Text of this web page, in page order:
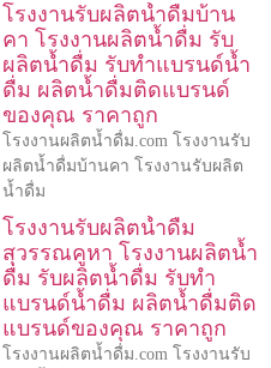
โรงงานรับผลิตน้ำดื่มบ้าน
คา โรงงานผลิตน้ำดื่ม รับ
ผลิตน้ำดื่ม รับทำแบรนด์น้ำ
ดื่ม ผลิตน้ำดื่มติดแบรนด์
ของคุณ ราคาถูก
โรงงานผลิตน้ำดื่ม.com โรงงานรับ
ผลิตน้ำดื่มบ้านคา โรงงานรับผลิต
น้ำดื่ม
โรงงานรับผลิตน้ำดื่ม
สุวรรณคูหา โรงงานผลิตน้ำ
ดื่ม รับผลิตน้ำดื่ม รับทำ
แบรนด์น้ำดื่ม ผลิตน้ำดื่มติด
แบรนด์ของคุณ ราคาถูก
โรงงานผลิตน้ำดื่ม.com โรงงานรับ